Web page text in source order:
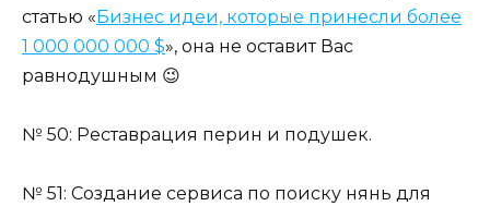
статью «Бизнес идеи, которые принесли более
1 000 000 000 $», она не оставит Вас
равнодушным 😉
№ 50: Реставрация перин и подушек.
№ 51: Создание сервиса по поиску нянь для